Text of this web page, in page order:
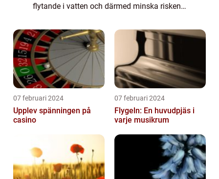
flytande i vatten och därmed minska risken
erbjuda en övergripande översikt av
flytvästa...
07 februari 2024
Upplev spänningen på
casino
07 februari 2024
Flygeln: En huvudpjäs i
varje musikrum